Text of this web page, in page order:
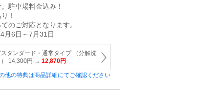
駐車場料金込み！
！
のご対応となります。
月6日～7月31日
タンダード・通常タイプ （分解洗
） 14,300円 → 12,870円
他の特典は商品詳細にてご確認ください